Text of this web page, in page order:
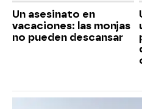
Un asesinato en
vacaciones: las monjas
no pueden descansar